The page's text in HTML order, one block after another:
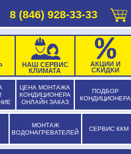
8 (846) 928-33-33
ЦЕНА МОНТАЖА
КОНДИЦИОНЕРА
ОНЛАЙН ЗАКАЗ
ПОДБОР
КОНДИЦИОНЕРА
МОНТАЖ
ВОДОНАГРЕВАТЕЛЕЙ
СЕРВИС ККМ
НАШ СЕРВИС
КЛИМАТА
АКЦИИ И
СКИДКИ